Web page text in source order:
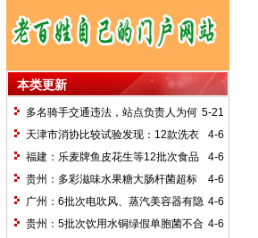
本类更新
5-21
多名骑手交通违法，站点负责人为何
被刑拘？
4-6
天津市消协比较试验发现：12款洗衣
液、洗衣粉含荧光增白剂
4-6
福建：乐麦牌鱼皮花生等12批次食品
不合格
4-6
贵州：多彩滋味水果糖大肠杆菌超标
4-6
广州：6批次电吹风、蒸汽美容器有隐
患
4-6
贵州：5批次饮用水铜绿假单胞菌不合